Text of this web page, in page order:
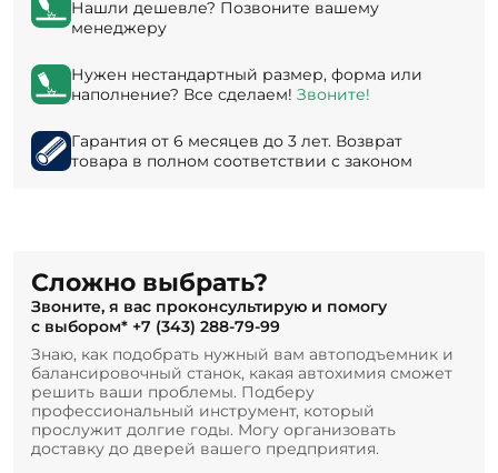
Нашли дешевле? Позвоните вашему
менеджеру
Нужен нестандартный размер, форма или
наполнение? Все сделаем! Звоните!
Гарантия от 6 месяцев до 3 лет. Возврат
товара в полном соответствии с законом
Сложно выбрать?
Звоните, я вас проконсультирую и помогу
с выбором* +7 (343) 288-79-99
Знаю, как подобрать нужный вам автоподъемник и
балансировочный станок, какая автохимия сможет
решить ваши проблемы. Подберу
профессиональный инструмент, который
прослужит долгие годы. Могу организовать
доставку до дверей вашего предприятия.